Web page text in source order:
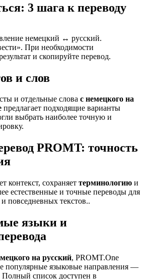
3 шага к переводу
немецкий ↔ русский.
При необходимости
и скопируйте перевод.
и слов
и отдельные слова с немецкого на
предлагает подходящие варианты
выбрать наиболее точную и
PROMT: точность
контекст, сохраняет терминологию и
естественные и точные переводы для
повседневных текстов..
языки и
на русский, PROMT.One
популярные языковые направления —
Полный список доступен в